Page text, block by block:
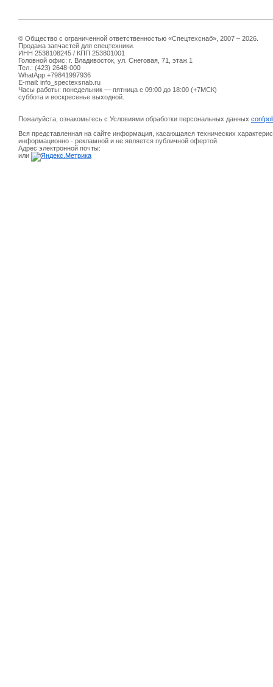
© Общество с ограниченной ответственностью «Спецтехснаб», 2007 – 2026.
Продажа запчастей для спецтехники.
ИНН 2538108245 / КПП 253801001
Головной офис: г. Владивосток, ул. Снеговая, 71, этаж 1
Тел.: (423) 2648-000
WhatApp +79841997936
E-mail: info_spectexsnab.ru
Часы работы: понедельник — пятница с 09:00 до 18:00 (+7МСК)
суббота и воскресенье выходной.
Пожалуйста, ознакомьтесь с Условиями обработки персональных данных
Вся представленная на сайте информация, касающаяся технических
информационно - рекламной и не является публичной офертой.
Адрес электронной почты:
или